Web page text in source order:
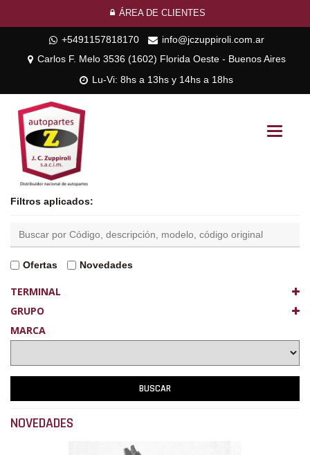
ÁREA DE CLIENTES
+5491157818170
info@jczuppiroli.com.ar
Carlos F. Melo 3536 (1602) Florida Oeste - Buenos Aires
Lu-Vi: 8hs a 13hs y 14hs a 18hs
Toggle
Filtros aplicados:
Ofertas Novedades
TERMINAL
GRUPO
MARCA
NOVEDADES